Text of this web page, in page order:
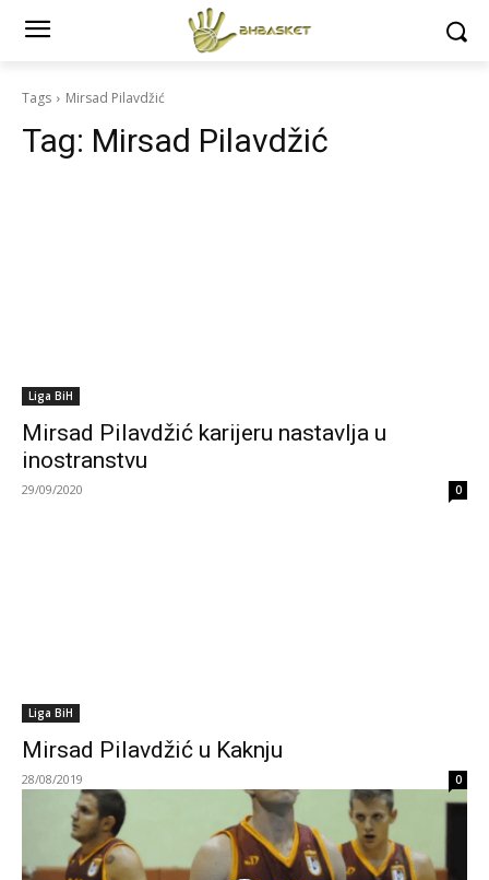
Tags Mirsad Pilavdžić
Tag: Mirsad Pilavdžić
Liga BiH
Mirsad Pilavdžić karijeru nastavlja u
inostranstvu
29/09/2020 0
Liga BiH
Mirsad Pilavdžić u Kaknju
28/08/2019 0